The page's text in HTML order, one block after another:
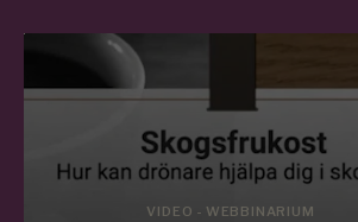
VIDEO - WEBBINARIUM